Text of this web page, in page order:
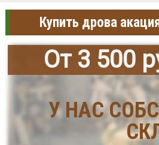
Купить дрова
От 3 500
У НАС